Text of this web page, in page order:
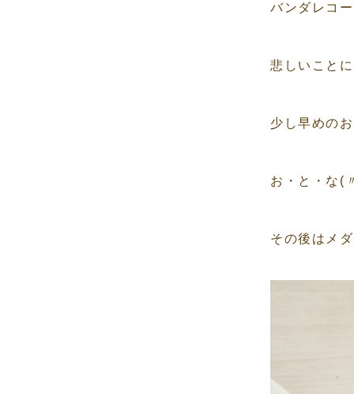
バンダレコ
悲しいこと
少し早めの
お・と・な(
その後はメ